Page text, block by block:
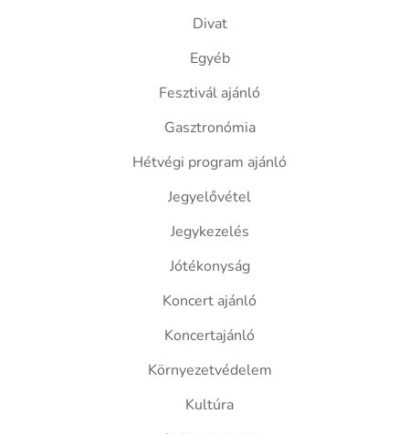
Divat
Egyéb
Fesztivál ajánló
Gasztronómia
Hétvégi program ajánló
Jegyelővétel
Jegykezelés
Jótékonyság
Koncert ajánló
Koncertajánló
Környezetvédelem
Kultúra